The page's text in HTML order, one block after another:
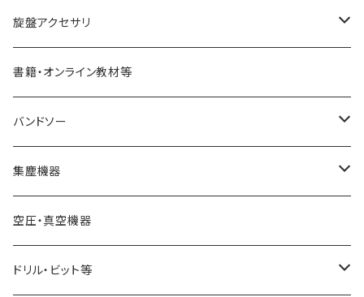
スクレーパー
パーティングツール
コアリングツール
ホローイングツール
ハンドル
真空チャッキング用品
ペン金具キット
ペンメイキングツール
旋盤アクセサリ
センター類
フェイスプレート
ドリル・コレットチャック
ワークライト（照明
球体治具
書籍・オンライン教材等
バンドソー
バンドソーブレード（帯鋸刃）
幅6mm
幅13mm
バンドソー本体
集塵機器
集塵機本体
集塵機オプションパーツ
空圧・真空機器
ドリル・ビット等